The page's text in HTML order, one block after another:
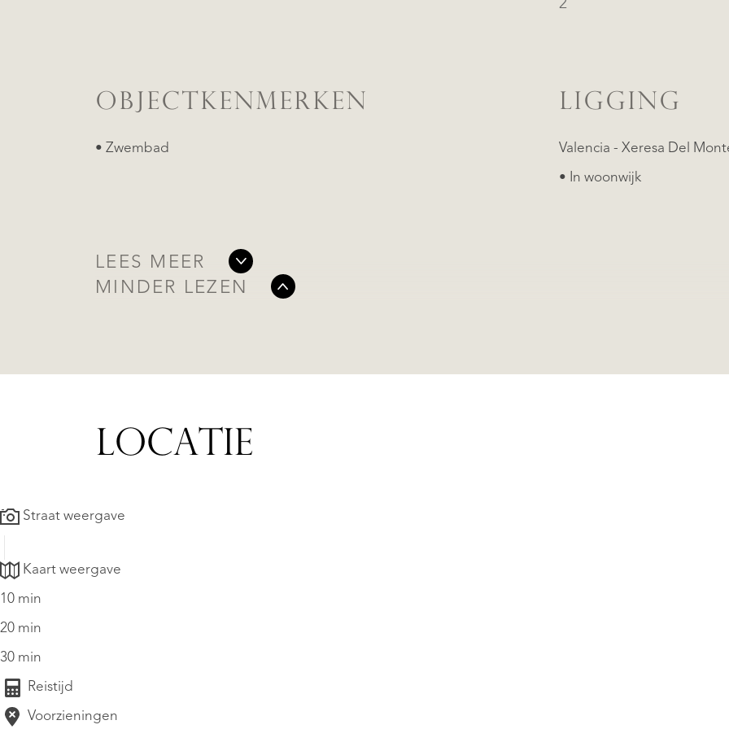
2
OBJECTKENMERKEN
• Zwembad
LIGGING
• In woonwijk
LEES MEER
MINDER LEZEN
LOCATIE
Straat weergave
Kaart weergave
10 min
20 min
30 min
Reistijd
Voorzieningen